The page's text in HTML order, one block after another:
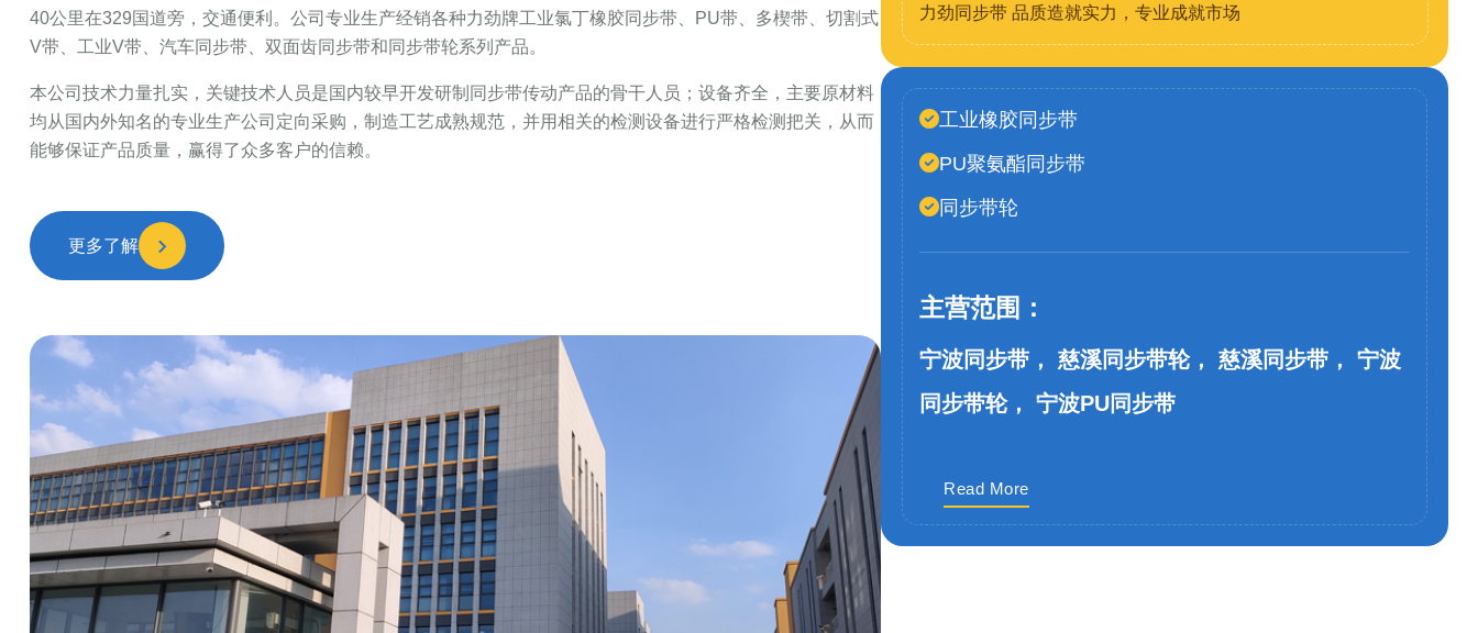
40公里在329国道旁，交通便利。公司专业生产经销各种力劲牌工业氯丁橡胶同步带、PU带、多楔带、切割式
V带、工业V带、汽车同步带、双面齿同步带和同步带轮系列产品。
本公司技术力量扎实，关键技术人员是国内较早开发研制同步带传动产品的骨干人员；设备齐全，主要原材料
均从国内外知名的专业生产公司定向采购，制造工艺成熟规范，并用相关的检测设备进行严格检测把关，从而
能够保证产品质量，赢得了众多客户的信赖。
更多了解
力劲同步带 品质造就实力，专业成就市场
工业橡胶同步带
PU聚氨酯同步带
同步带轮
主营范围：
宁波同步带， 慈溪同步带轮， 慈溪同步带， 宁波
同步带轮， 宁波PU同步带
Read More